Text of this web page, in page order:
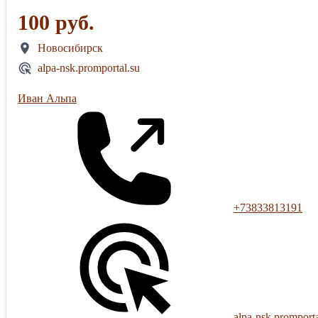
100 руб.
Новосибирск
alpa-nsk.promportal.su
Иван Альпа
+73833813191